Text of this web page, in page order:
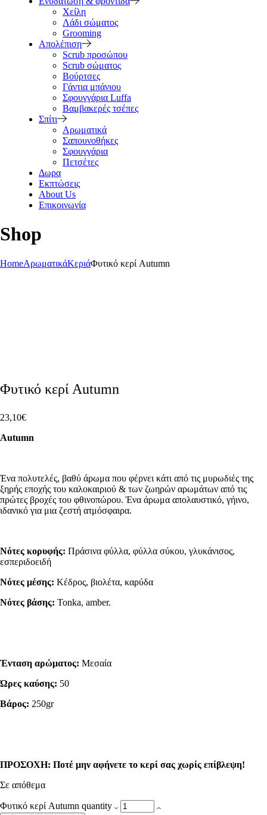
Χείλη
Λάδι σώματος
Grooming
Απολέπιση
Scrub προσώπου
Scrub σώματος
Βούρτσες
Γάντια μπάνιου
Σφουγγάρια Luffa
Βαμβακερές τσέπες
Σπίτι
Αρωματικά
Σαπουνοθήκες
Σφουγγάρια
Πετσέτες
Δωρα
Εκπτώσεις
About Us
Επικοινωνία
Shop
HomeΑρωματικάΚεριάΦυτικό κερί Autumn
Φυτικό κερί Autumn
23,10€
Autumn
Ένα πολυτελές, βαθύ άρωμα που φέρνει κάτι από τις μυρωδιές της
ξηρής εποχής του καλοκαιριού & των ζωηρών αρωμάτων από τις
πρώτες βροχές του φθινοπώρου. Ένα άρωμα απολαυστικό, γήινο,
ιδανικό για μια ζεστή ατμόσφαιρα.
Νότες κορυφής: Πράσινα φύλλα, φύλλα σύκου, γλυκάνισος,
εσπεριδοειδή
Νότες μέσης: Κέδρος, βιολέτα, καρύδα
Νότες βάσης: Tonka, amber.
Ένταση αρώματος: Μεσαία
Ώρες καύσης: 50
Βάρος: 250gr
ΠΡΟΣΟΧΗ: Ποτέ μην αφήνετε το κερί σας χωρίς επίβλεψη!
Σε απόθεμα
Φυτικό κερί Autumn quantity